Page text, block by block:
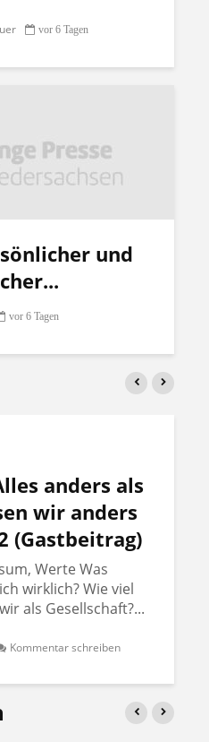
vor 6 Tagen
und
vor 6 Tagen
anders als
wir anders
(Gastbeitrag)
Werte Was
wirklich? Wie viel
als Gesellschaft?...
Kommentar schreiben